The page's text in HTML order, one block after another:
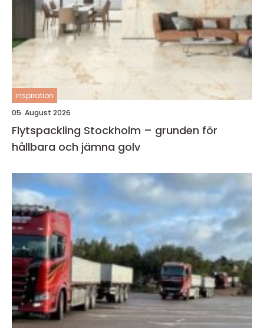
inspiration
05. August 2026
Flytspackling Stockholm – grunden för
hållbara och jämna golv